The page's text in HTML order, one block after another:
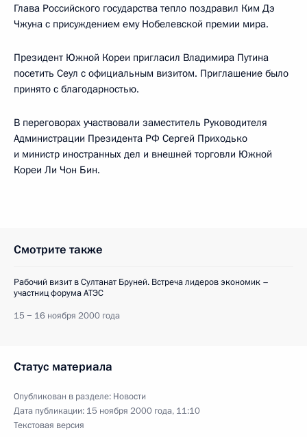
Глава Российского государства тепло поздравил Ким Дэ
Чжуна с присуждением ему Нобелевской премии мира.
Президент Южной Кореи пригласил Владимира Путина
посетить Сеул с официальным визитом. Приглашение было
принято с благодарностью.
В переговорах участвовали заместитель Руководителя
Администрации Президента РФ Сергей Приходько
и министр иностранных дел и внешней торговли Южной
Кореи Ли Чон Бин.
Смотрите также
Рабочий визит в Султанат Бруней. Встреча лидеров экономик –
участниц форума АТЭС
15 − 16 ноября 2000 года
Статус материала
Опубликован в разделе: Новости
Дата публикации: 15 ноября 2000 года, 11:10
Текстовая версия